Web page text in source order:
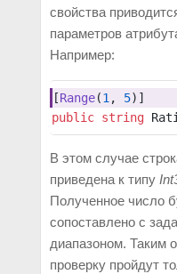
свойства
параметров
Например:
[Range(1, 5)]
public string
В этом случае
приведена к типу
Полученное число
сопоставлено с
диапазоном. Таким
проверку пройдут